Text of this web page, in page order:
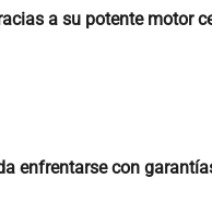
a su potente motor
enfrentarse con